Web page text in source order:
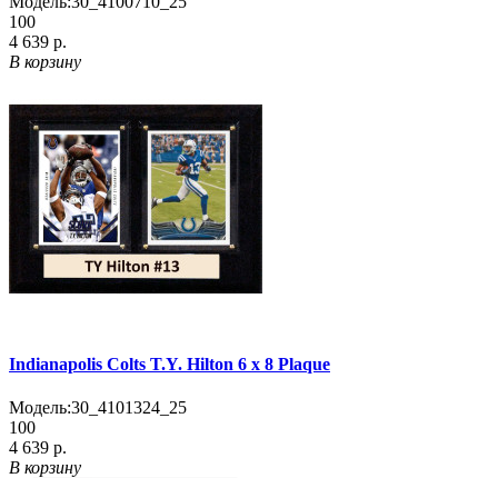
100
4 639 р.
В корзину
Indianapolis Colts T.Y. Hilton 6 x 8 Plaque
Модель:30_4101324_25
100
4 639 р.
В корзину